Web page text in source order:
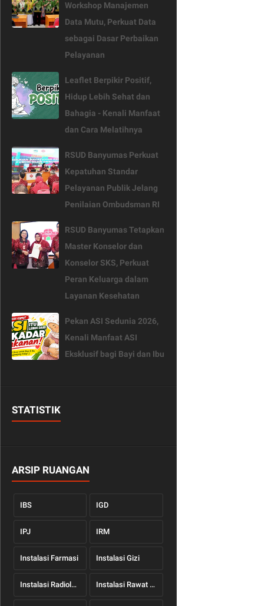
Workshop Manajemen
Data Mutu, Perkuat Data
sebagai Dasar Perbaikan
Pelayanan
Leaflet Berpikir Positif,
Hidup Lebih Sehat dan
Bahagia - Kenali Manfaat
dan Cara Melatihnya
RSUD Banyumas Perkuat
Kepatuhan Standar
Pelayanan Publik Jelang
Penilaian Ombudsman RI
RSUD Banyumas Tetapkan
Master Konselor dan
Konselor SKS, Perkuat
Peran Keluarga dalam
Layanan Kesehatan
Pekan ASI Sedunia 2026,
Kenali Manfaat ASI
Eksklusif bagi Bayi dan Ibu
STATISTIK
ARSIP RUANGAN
IBS IGD
IPJ IRM
Instalasi Farmasi Instalasi Gizi
Instalasi Radiologi Instalasi Rawat Jalan